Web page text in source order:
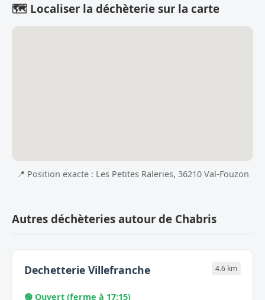
🗺️ Localiser la déchèterie sur la carte
📍 Position exacte : Les Petites Raleries, 36210 Val-Fouzon
Autres déchèteries autour de Chabris
Dechetterie Villefranche 4.6 km
🟢 Ouvert (ferme à 17:15)